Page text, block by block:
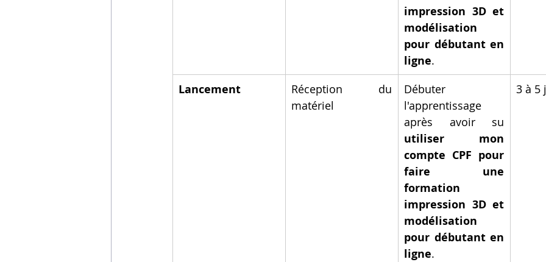
impression 3D et
modélisation
pour débutant en
ligne.
Lancement
Réception du
matériel
Débuter
l'apprentissage
utiliser mon
compte CPF pour
faire une
formation
impression 3D et
modélisation
pour débutant en
ligne.
3 à 5